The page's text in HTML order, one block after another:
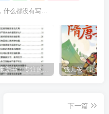
什么都没有写...
李笑来新书：专注的真相 [PDF]
下一篇